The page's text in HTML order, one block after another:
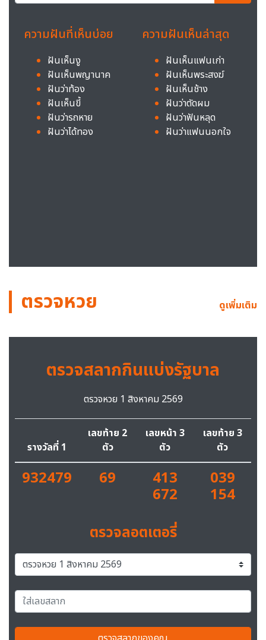
ความฝันที่เห็นบ่อย
ฝันเห็นงู
ฝันเห็นพญานาค
ฝันว่าท้อง
ฝันเห็นขี้
ฝันว่ารถหาย
ฝันว่าได้ทอง
ความฝันเห็นล่าสุด
ฝันเห็นแฟนเก่า
ฝันเห็นพระสงฆ์
ฝันเห็นช้าง
ฝันว่าตัดผม
ฝันว่าฟันหลุด
ฝันว่าแฟนนอกใจ
ตรวจหวย ดูเพิ่มเติม
ตรวจสลากกินแบ่งรัฐบาล
ตรวจหวย 1 สิงหาคม 2569
รางวัลที่ 1
เลขท้าย 2
ตัว
เลขหน้า 3
ตัว
เลขท้าย 3
ตัว
932479 69 413
672
039
154
ตรวจลอตเตอรี่